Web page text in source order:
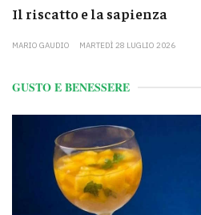
Il riscatto e la sapienza
MARIO GAUDIO MARTEDÌ 28 LUGLIO 2026
GUSTO E BENESSERE